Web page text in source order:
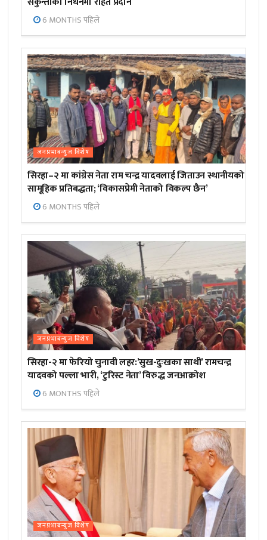
6 MONTHS पहिले
जनप्रभाबन्युज विशेष
सिरहा–२ मा कांग्रेस नेता राम चन्द्र यादवलाई जिताउन स्थानीयको
सामूहिक प्रतिबद्धता; ‘विकासप्रेमी नेताको विकल्प छैन’
6 MONTHS पहिले
जनप्रभाबन्युज विशेष
सिरहा-२ मा फेरियो चुनावी लहर:’सुख-दुःखका साथी’ रामचन्द्र
यादवको पल्ला भारी, ‘टुरिस्ट नेता’ विरुद्ध जनआक्रोश
6 MONTHS पहिले
जनप्रभाबन्युज विशेष